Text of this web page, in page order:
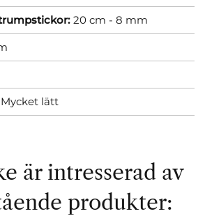
20 cm - 8 mm
Mycket lätt
är intresserad av
produkter: